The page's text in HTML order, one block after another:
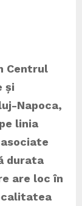
Centrul
și
Napoca,
linia
durata
are loc în